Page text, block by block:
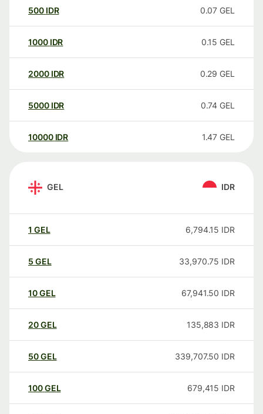
500 IDR 0.07 GEL
1000 IDR 0.15 GEL
2000 IDR 0.29 GEL
5000 IDR 0.74 GEL
10000 IDR 1.47 GEL
GEL IDR
1 GEL 6,794.15 IDR
5 GEL 33,970.75 IDR
10GEL 67,941.50 IDR
20GEL 135,883 IDR
50GEL 339,707.50 IDR
100GEL 679,415 IDR